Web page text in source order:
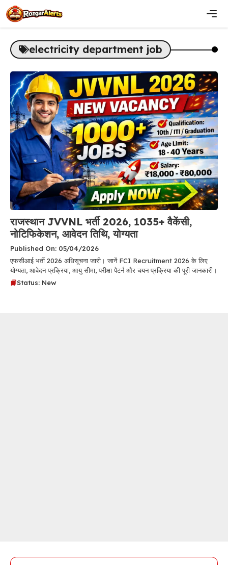
Skip
to
content
electricity department job
राजस्थान JVVNL भर्ती 2026, 1035+ वैकेंसी,
नोटिफिकेशन, आवेदन तिथि, योग्यता
Published On: 05/04/2026
एफसीआई भर्ती 2026 अधिसूचना जारी। जानें FCI Recruitment 2026 के लिए
योग्यता, आवेदन प्रक्रिया, आयु सीमा, परीक्षा पैटर्न और चयन प्रक्रिया की पूरी जानकारी।
Status: New